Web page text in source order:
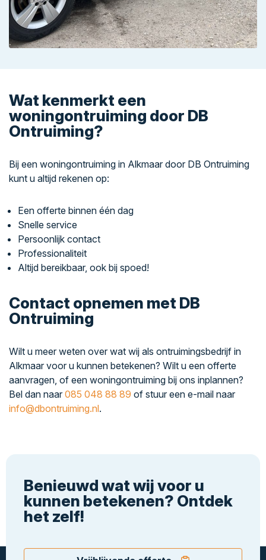
Wat kenmerkt een
woningontruiming door DB
Ontruiming?
Bij een woningontruiming in Alkmaar door DB Ontruiming
kunt u altijd rekenen op:
Een offerte binnen één dag
Snelle service
Persoonlijk contact
Professionaliteit
Altijd bereikbaar, ook bij spoed!
Contact opnemen met DB
Ontruiming
Wilt u meer weten over wat wij als ontruimingsbedrijf in
Alkmaar voor u kunnen betekenen? Wilt u een offerte
aanvragen, of een woningontruiming bij ons inplannen?
Bel dan naar 085 048 88 89 of stuur een e-mail naar
info@dbontruiming.nl.
Benieuwd wat wij voor u
kunnen betekenen? Ontdek
het zelf!